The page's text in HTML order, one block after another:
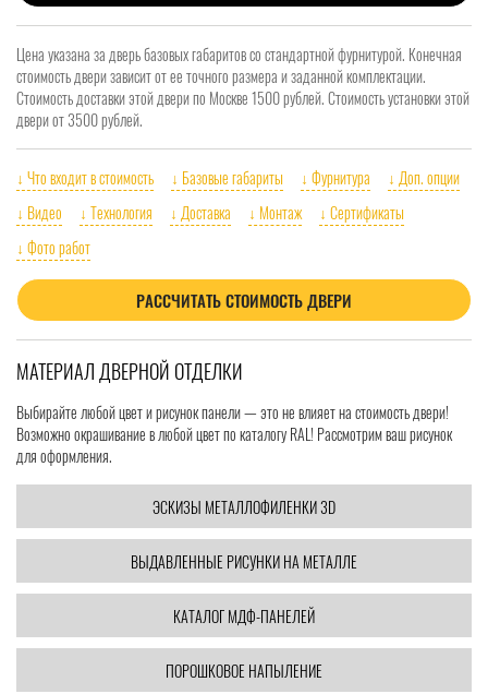
Цена указана за дверь базовых габаритов со стандартной фурнитурой. Конечная
стоимость двери зависит от ее точного размера и заданной комплектации.
Стоимость доставки этой двери по Москве 1500 рублей. Стоимость установки этой
двери от 3500 рублей.
↓ Что входит в стоимость ↓ Базовые габариты ↓ Фурнитура
↓ Доп. опции
↓ Видео
↓ Технология ↓ Доставка ↓ Монтаж
↓ Сертификаты
↓ Фото работ
РАССЧИТАТЬ СТОИМОСТЬ ДВЕРИ
МАТЕРИАЛ ДВЕРНОЙ ОТДЕЛКИ
Выбирайте любой цвет и рисунок панели — это не влияет на стоимость двери!
Возможно окрашивание в любой цвет по каталогу RAL! Рассмотрим ваш рисунок
для оформления.
ЭСКИЗЫ МЕТАЛЛОФИЛЕНКИ 3D
ВЫДАВЛЕННЫЕ РИСУНКИ НА МЕТАЛЛЕ
КАТАЛОГ МДФ-ПАНЕЛЕЙ
ПОРОШКОВОЕ НАПЫЛЕНИЕ